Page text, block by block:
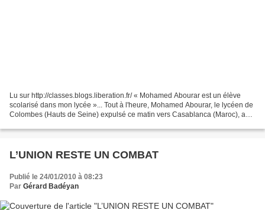
Lu sur http://classes.blogs.liberation.fr/ « Mohamed Abourar est un élève
scolarisé dans mon lycée »... Tout à l'heure, Mohamed Abourar, le lycéen de
Colombes (Hauts de Seine) expulsé ce matin vers Casablanca (Maroc), a
L’UNION RESTE UN COMBAT
Publié le 24/01/2010 à 08:23
Par Gérard Badéyan